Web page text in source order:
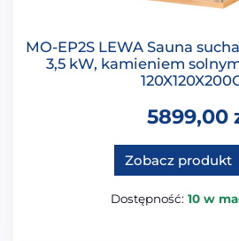
MO-EP2S LEWA Sauna
3,5 kW, kamieniem
5899,00
Zobacz produkt
Ten
Dostępność: 10 w